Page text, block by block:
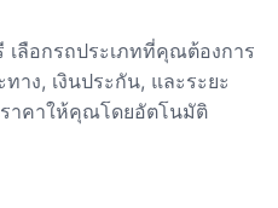
ลือกรถประเภทที่คุณต้องการ
าง, เงินประกัน, และระยะ
ราคาให้คุณโดยอัตโนมัติ